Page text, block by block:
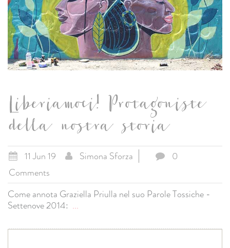
Liberiamoci! Protagoniste
della nostra storia
11 Jun 19 Simona Sforza
0
Comments
Come annota Graziella Priulla nel suo Parole Tossiche -
Settenove 2014: ...